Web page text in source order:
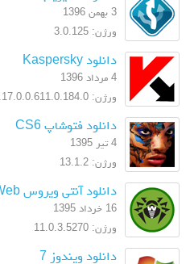
3 بهمن 1396
ورژن: 3.0.125
دانلود Kaspersky
4 مرداد 1396
ورژن: 17.0.0.611.0.184.0.DC.21.03
دانلود فتوشاپ CS6
4 تیر 1395
ورژن: 13.1.2
دانلود آنتی ویروس Dr.Web
16 خرداد 1395
ورژن: 11.0.3.5270
دانلود ویندوز 7